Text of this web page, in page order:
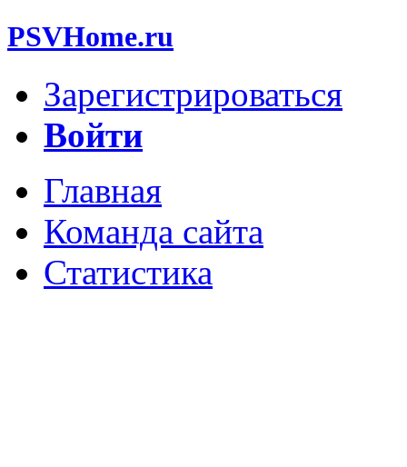
PSVHome.ru
Зарегистрироваться
Войти
Главная
Команда сайта
Статистика